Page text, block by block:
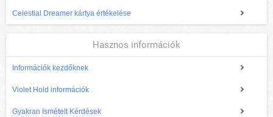
Celestial Dreamer kártya értékelése
Hasznos információk
Információk kezdőknek
Violet Hold információk
Gyakran Ismételt Kérdések